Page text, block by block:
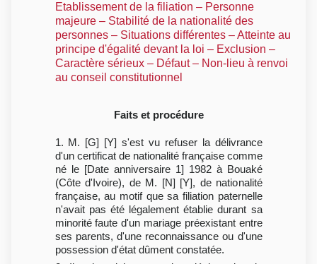
Etablissement de la filiation – Personne
majeure – Stabilité de la nationalité des
personnes – Situations différentes – Atteinte au
principe d'égalité devant la loi – Exclusion –
Caractère sérieux – Défaut – Non-lieu à renvoi
au conseil constitutionnel
Faits et procédure
1. M. [G] [Y] s'est vu refuser la délivrance
d'un certificat de nationalité française comme
né le [Date anniversaire 1] 1982 à Bouaké
(Côte d'Ivoire), de M. [N] [Y], de nationalité
française, au motif que sa filiation paternelle
n'avait pas été légalement établie durant sa
minorité faute d'un mariage préexistant entre
ses parents, d'une reconnaissance ou d'une
possession d'état dûment constatée.